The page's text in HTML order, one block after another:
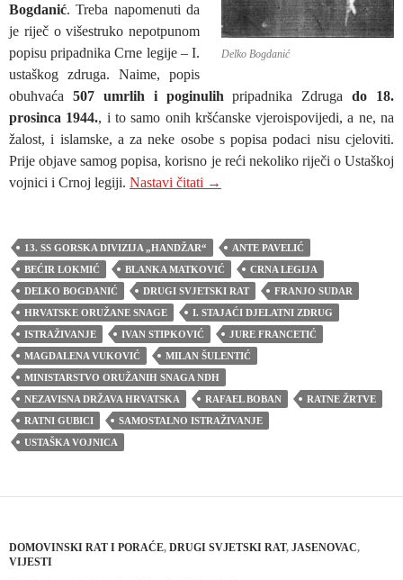
Delko Bogdanić
Bogdanić. Treba napomenuti da
je riječ o višestruko nepotpunom
popisu pripadnika Crne legije – I.
ustaškog zdruga. Naime, popis
obuhvaća 507 umrlih i poginulih pripadnika Zdrugado 18.
prosinca 1944., i to samo onih kršćanske vjeroispovijedi, a ne, na
žalost, i islamske, a za neke osobe s popisa podaci nisu cjeloviti.
Prije objave samog popisa, korisno je reći nekoliko riječi o Ustaškoj
vojnici i Crnoj legiji. Nastavi čitati I. STAJAĆI DJELATNI
→
13. SS GORSKA DIVIZIJA „HANDŽAR“
ANTE PAVELIĆ
BEĆIR LOKMIĆ
BLANKA MATKOVIĆ
CRNA LEGIJA
DELKO BOGDANIĆ
DRUGI SVJETSKI RAT
FRANJO SUDAR
HRVATSKE ORUŽANE SNAGE
I. STAJAĆI DJELATNI ZDRUG
ISTRAŽIVANJE
IVAN STIPKOVIĆ
JURE FRANCETIĆ
MAGDALENA VUKOVIĆ
MILAN ŠULENTIĆ
MINISTARSTVO ORUŽANIH SNAGA NDH
NEZAVISNA DRŽAVA HRVATSKA
RAFAEL BOBAN
RATNE ŽRTVE
RATNI GUBICI
SAMOSTALNO ISTRAŽIVANJE
USTAŠKA VOJNICA
DOMOVINSKI RAT I PORAĆE, DRUGI SVJETSKI RAT, JASENOVAC,
VIJESTI